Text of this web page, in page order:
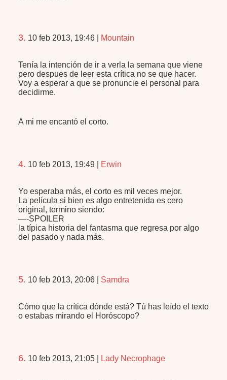
3. 10 feb 2013, 19:46 Mountain
Tenía la intención de ir a verla la semana que viene
pero despues de leer esta crítica no se que hacer.
Voy a esperar a que se pronuncie el personal para
decidirme.
A mi me encantó el corto.
4. 10 feb 2013, 19:49 Erwin
Yo esperaba más, el corto es mil veces mejor.
La película si bien es algo entretenida es cero
original, termino siendo:
—-SPOILER
la típica historia del fantasma que regresa por algo
del pasado y nada más.
5. 10 feb 2013, 20:06 Samdra
Cómo que la crítica dónde está? Tú has leído el texto
o estabas mirando el Horóscopo?
6. 10 feb 2013, 21:05 Lady Necrophage